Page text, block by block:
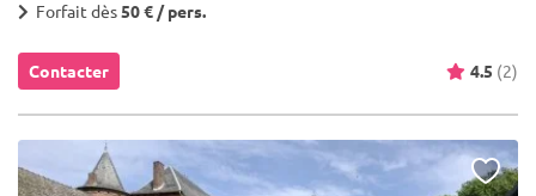
Forfait dès50 € / pers.
Contacter 4.5 (2)